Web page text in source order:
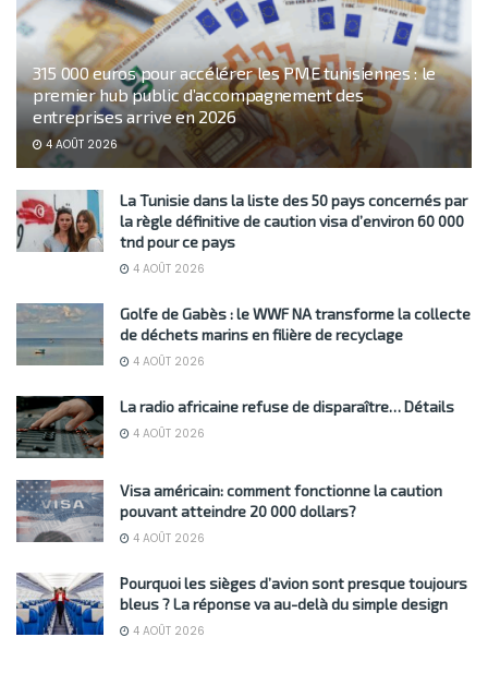
315 000 euros pour accélérer les PME tunisiennes : le
premier hub public d’accompagnement des
entreprises arrive en 2026
4 AOÛT 2026
La Tunisie dans la liste des 50 pays concernés par
la règle définitive de caution visa d’environ 60 000
tnd pour ce pays
4 AOÛT 2026
Golfe de Gabès : le WWF NA transforme la collecte
de déchets marins en filière de recyclage
4 AOÛT 2026
La radio africaine refuse de disparaître… Détails
4 AOÛT 2026
Visa américain: comment fonctionne la caution
pouvant atteindre 20 000 dollars?
4 AOÛT 2026
Pourquoi les sièges d’avion sont presque toujours
bleus ? La réponse va au-delà du simple design
4 AOÛT 2026